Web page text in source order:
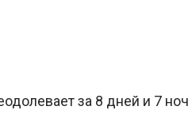
за 8 дней и 7